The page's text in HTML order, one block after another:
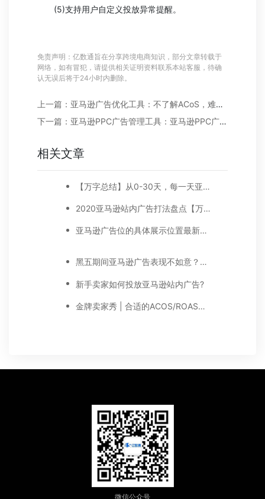
(5)支持用户自定义投放异常提醒。
免责声明：亿数通旨在分享跨境电商知识，部分文章转载于
网络，如有冒犯，请提供相关证明资料联系本站客服，待确
认无误后将于24小时内删除。
上一篇：亚马逊广告优化工具：不了解ACoS，难怪你的亚马逊广告效果差
下一篇：亚马逊PPC广告管理工具：亚马逊PPC广告ACoS及目标ACoS的计算方法及优化指南
相关文章
【万字总结】从0-30天，每一天亚马逊广告打造技巧真实案例细节分享
2020亚马逊站内广告打法盘点【万字好文】
亚马逊广告位的具体展示位置最新调整，品牌推广、展示型推广、商品推广广告位详细位置示例
黑五期间亚马逊广告表现不如意？注意以下5点！
新手卖家如何投放亚马逊站内广告?
金牌卖家秀 | 合适的ACOS/ROAS值可以让你的广告利润大增
微信公众号